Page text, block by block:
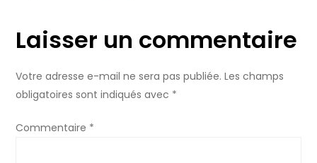
’
a
Laisser un commentaire
Votre adresse e-mail ne sera pas publiée. Les champs
obligatoires sont indiqués avec *
Commentaire *